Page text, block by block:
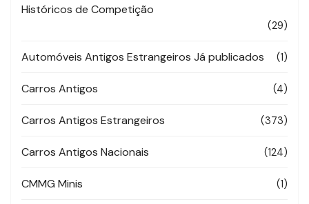
Históricos de Competição
(29)
Automóveis Antigos Estrangeiros Já publicados (1)
Carros Antigos (4)
Carros Antigos Estrangeiros (373)
Carros Antigos Nacionais (124)
CMMG Minis (1)